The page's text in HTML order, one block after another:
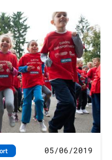
05/06/2019